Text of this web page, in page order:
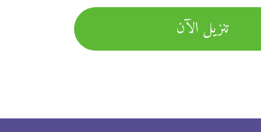
تنزيل الآن